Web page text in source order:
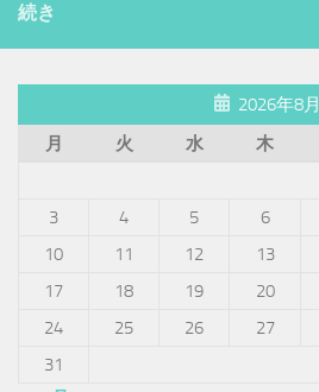
続き
2026年8月
月
火 水 木
3
4 5 6
10
11 12 13
17
18 19 20
24
25 26 27
31